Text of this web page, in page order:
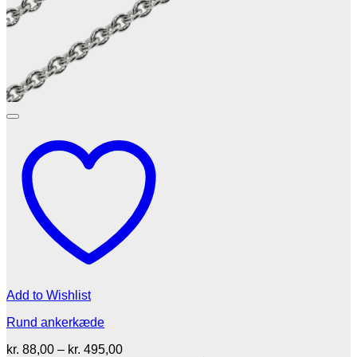
Add to Wishlist
Rund ankerkæde
kr. 88,00 – kr. 495,00Prisinterval: